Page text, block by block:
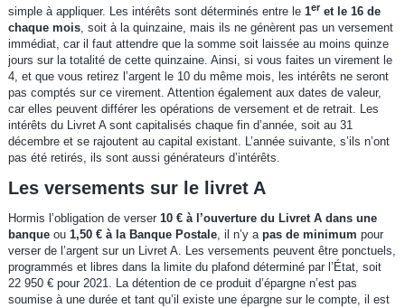
simple à appliquer. Les intérêts sont déterminés entre le 1eret le 16 de
chaque mois, soit à la quinzaine, mais ils ne génèrent pas un versement
immédiat, car il faut attendre que la somme soit laissée au moins quinze
jours sur la totalité de cette quinzaine. Ainsi, si vous faites un virement le
4, et que vous retirez l’argent le 10 du même mois, les intérêts ne seront
pas comptés sur ce virement. Attention également aux dates de valeur,
car elles peuvent différer les opérations de versement et de retrait. Les
intérêts du Livret A sont capitalisés chaque fin d’année, soit au 31
décembre et se rajoutent au capital existant. L’année suivante, s’ils n’ont
pas été retirés, ils sont aussi générateurs d’intérêts.
Les versements sur le livret A
Hormis l’obligation de verser 10 € à l’ouverture du Livret A dans une
banqueou 1,50 € à la Banque Postale, il n’y a pas de minimum pour
verser de l’argent sur un Livret A. Les versements peuvent être ponctuels,
programmés et libres dans la limite du plafond déterminé par l’État, soit
22 950 € pour 2021. La détention de ce produit d’épargne n’est pas
soumise à une durée et tant qu’il existe une épargne sur le compte, il est